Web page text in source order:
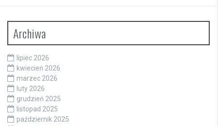
Archiwa
lipiec 2026
kwiecień 2026
marzec 2026
luty 2026
grudzień 2025
listopad 2025
październik 2025